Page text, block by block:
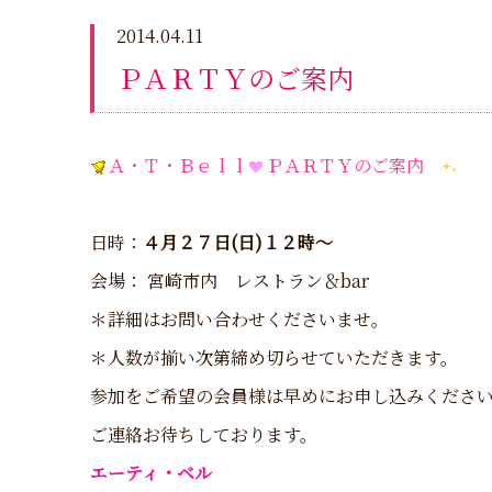
2014.04.11
ＰＡＲＴＹのご案内
Ａ・Ｔ・Ｂｅｌｌ ＰＡＲＴＹのご案内
日時： ４月２７日(日)１２時～
会場： 宮崎市内 レストラン＆bar
＊詳細はお問い合わせくださいませ。
＊人数が揃い次第締め切らせていただきます。
参加をご希望の会員様は早めにお申し込みくださ
ご連絡お待ちしております。
エーティ・ベル